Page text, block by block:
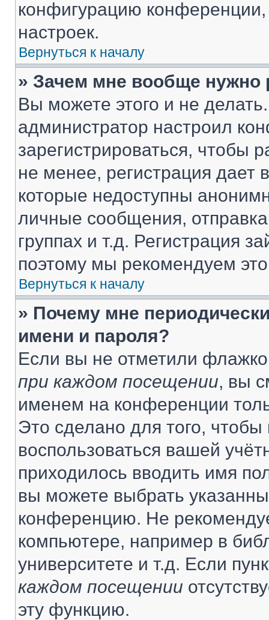
конфигурацию
настроек.
Вернуться к началу
» Зачем мне вообще нужно
Вы можете этого и не
администратор настроил
зарегистрироваться, чтобы
не менее, регистрация
которые недоступны
личные сообщения,
группах и т.д. Регистрация
поэтому мы рекомендуем
Вернуться к началу
» Почему мне
имени и пароля?
Если вы не отметили
при каждом посещении, вы
именем на конференции
Это сделано для того, чтобы
воспользоваться вашей
приходилось вводить имя
вы можете выбрать
конференцию. Не
компьютере, например в
университете и т.д. Если
каждом посещении
эту функцию.